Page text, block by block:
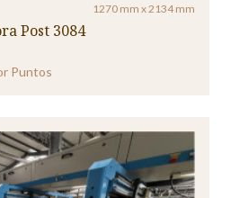
1270 mm x 2134 mm
Post 3084
Puntos